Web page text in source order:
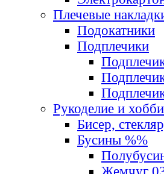
Плечевые
Подокатники
Подплечики
Рукоделие и
Бисер,
Бусины %%